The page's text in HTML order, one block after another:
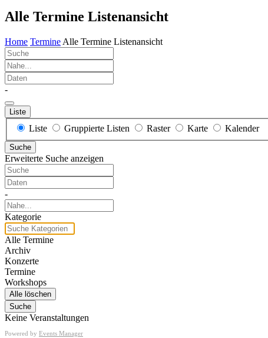
Alle Termine Listenansicht
Home Termine Alle Termine Listenansicht
Suche
Nahe...
Daten
-
Liste
Anzeigetyp
für
Suchergebnisse
Liste Gruppierte Listen Raster Karte Kalender
Suche
Erweiterte Suche anzeigen
Suche
Daten
-
Nahe...
Kategorie
Kategorie
Alle Termine
Archiv
Konzerte
Termine
Workshops
Alle löschen
Suche
Keine Veranstaltungen
Powered by Events Manager